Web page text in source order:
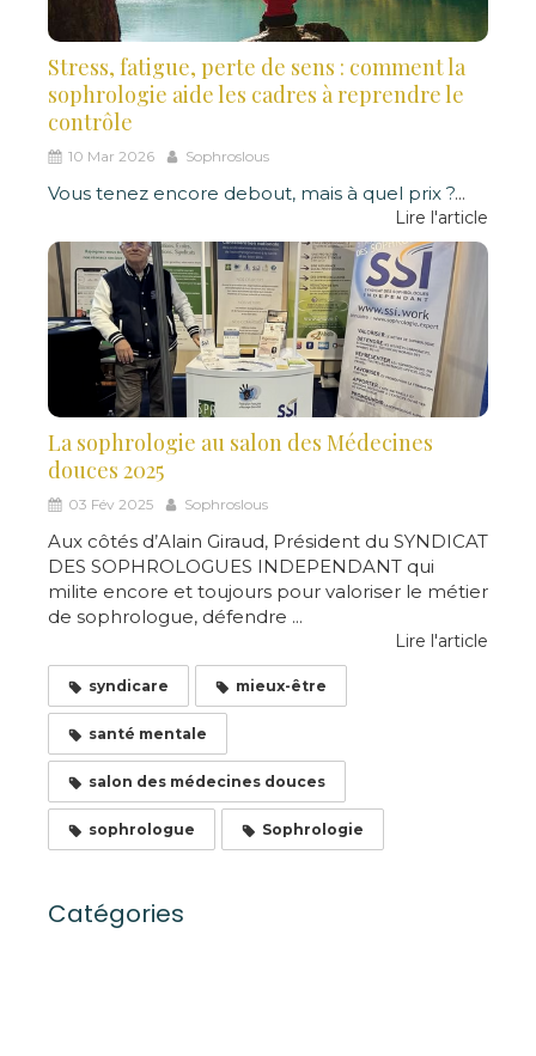
Stress, fatigue, perte de sens : comment la
sophrologie aide les cadres à reprendre le
contrôle
10 Mar 2026 Sophroslous
Vous tenez encore debout, mais à quel prix ?...
Lire l'article
La sophrologie au salon des Médecines
douces 2025
03 Fév 2025 Sophroslous
Aux côtés d’Alain Giraud, Président du SYNDICAT
DES SOPHROLOGUES INDEPENDANT qui
milite encore et toujours pour valoriser le métier
de sophrologue, défendre ...
Lire l'article
syndicare mieux-être
santé mentale
salon des médecines douces
sophrologue Sophrologie
Catégories